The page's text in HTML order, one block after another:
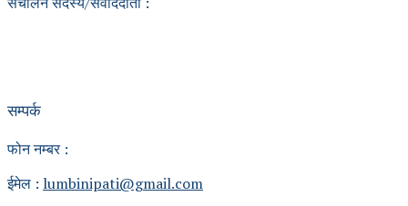
सम्पर्क
फोन नम्बर :
ईमेल : lumbinipati@gmail.com